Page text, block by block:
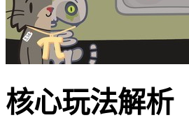
核心玩法解析